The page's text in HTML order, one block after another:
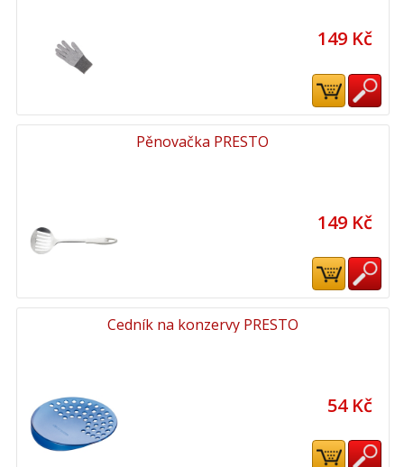
149 Kč
Pěnovačka PRESTO
149 Kč
Cedník na konzervy PRESTO
54 Kč